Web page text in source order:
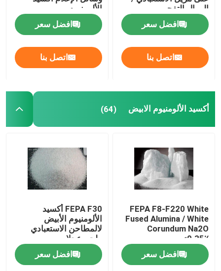
الرمال التفجير
افضل سعر
اتصل بنا
الألومنيوم
افضل سعر
اتصل بنا
أكسيد الألومنيوم الابيض (64)
FEPA F8-F220 White
Fused Alumina / White
Corundum Na2O
<0.35٪
افضل سعر
FEPA F30 أكسيد
الألومنيوم الأبيض
لالمطاحن الاستعبادي
طحن عجلات
افضل سعر